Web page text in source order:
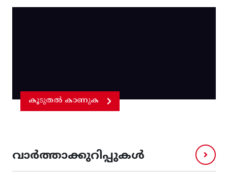
കൂടുതൽ കാണുക
വാർത്താക്കുറിപ്പുകൾ